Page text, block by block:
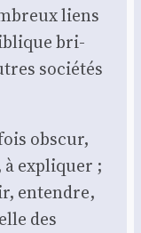
liens
bri­
socié­tés
obs­cur,
expli­quer ;
entendre,
des